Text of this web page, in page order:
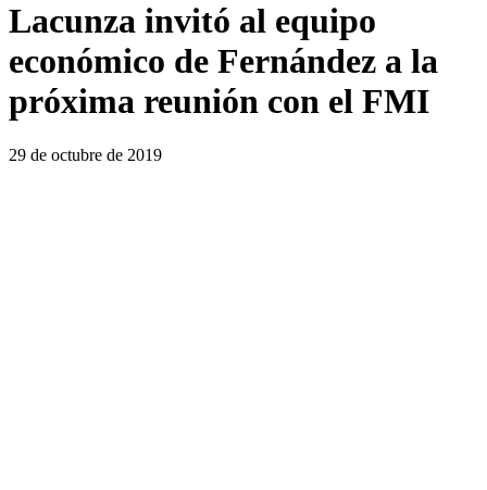
Lacunza invitó al equipo
económico de Fernández a la
próxima reunión con el FMI
29 de octubre de 2019